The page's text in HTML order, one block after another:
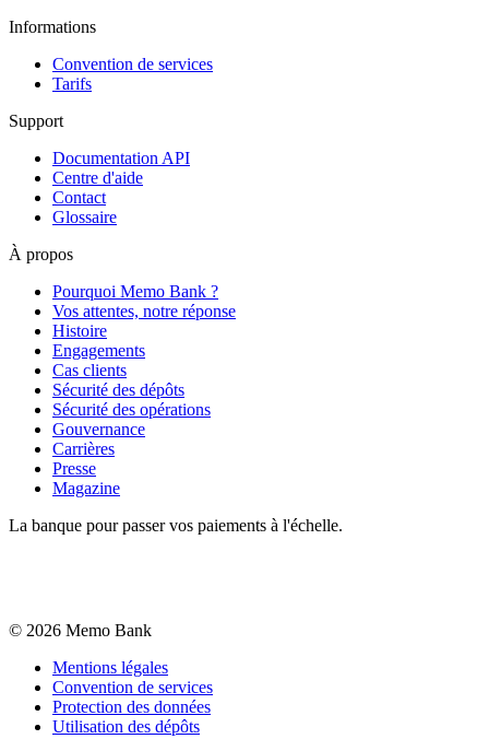
Informations
Convention de services
Tarifs
Support
Documentation API
Centre d'aide
Contact
Glossaire
À propos
Pourquoi Memo Bank ?
Vos attentes, notre réponse
Histoire
Engagements
Cas clients
Sécurité des dépôts
Sécurité des opérations
Gouvernance
Carrières
Presse
Magazine
La banque pour passer vos paiements à l'échelle.
© 2026 Memo Bank
Mentions légales
Convention de services
Protection des données
Utilisation des dépôts